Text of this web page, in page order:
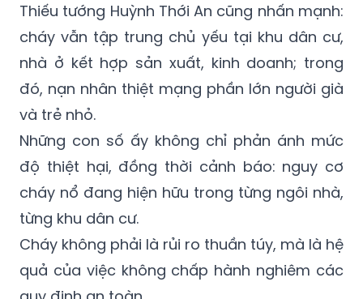
Thiếu tướng Huỳnh Thới An cũng nhấn mạnh:
cháy vẫn tập trung chủ yếu tại khu dân cư,
nhà ở kết hợp sản xuất, kinh doanh; trong
đó, nạn nhân thiệt mạng phần lớn người già
và trẻ nhỏ.
Những con số ấy không chỉ phản ánh mức
độ thiệt hại, đồng thời cảnh báo: nguy cơ
cháy nổ đang hiện hữu trong từng ngôi nhà,
từng khu dân cư.
Cháy không phải là rủi ro thuần túy, mà là hệ
quả của việc không chấp hành nghiêm các